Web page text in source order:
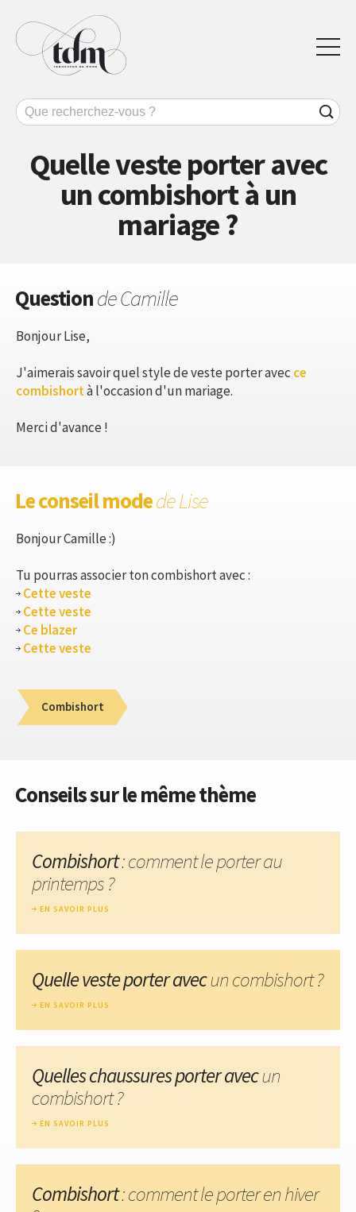
Quelle veste porter avec
un combishort à un
mariage ?
Questionde Camille
Bonjour Lise,
J'aimerais savoir quel style de veste porter avec ce
combishortà l'occasion d'un mariage.
Merci d'avance !
Le conseil modede Lise
Bonjour Camille :)
Tu pourras associer ton combishort avec :
Cette veste
Cette veste
Ce blazer
Cette veste
Combishort
Conseils sur le même thème
Combishort: comment le porter au
printemps ?
EN SAVOIR PLUS
Quelle veste porter avecun combishort ?
EN SAVOIR PLUS
Quelles chaussures porter avecun
combishort ?
EN SAVOIR PLUS
Combishort: comment le porter en hiver